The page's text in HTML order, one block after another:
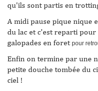
qu'ils sont partis en
A midi pause pique nique
du lac et c'est reparti pour
galopades en foret pour
Enfin on termine par une
petite douche tombée du
ciel !